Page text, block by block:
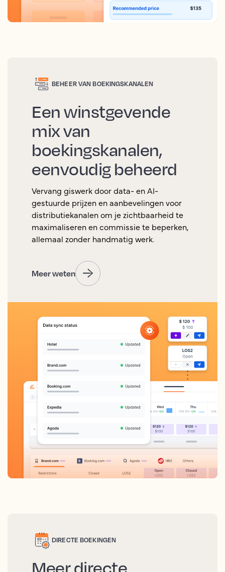
BEHEER VAN BOEKINGSKANALEN
Een winstgevende
mix van
boekingskanalen,
eenvoudig beheerd
Vervang giswerk door data- en AI-
gestuurde prijzen en aanbevelingen voor
distributiekanalen om je zichtbaarheid te
maximaliseren en commissie te beperken,
allemaal zonder handmatig werk.
Meer weten
DIRECTE BOEKINGEN
Meer directe